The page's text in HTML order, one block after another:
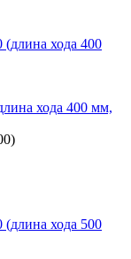
хода 400 мм,